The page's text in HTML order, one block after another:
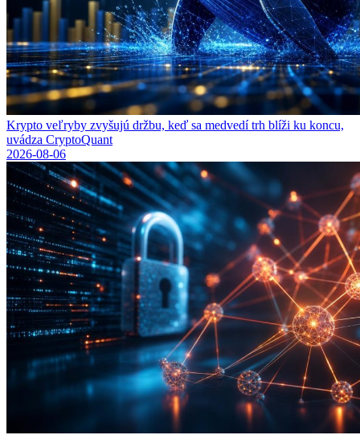
Krypto veľryby zvyšujú držbu, keď sa medvedí trh blíži ku koncu,
uvádza CryptoQuant
2026-08-06